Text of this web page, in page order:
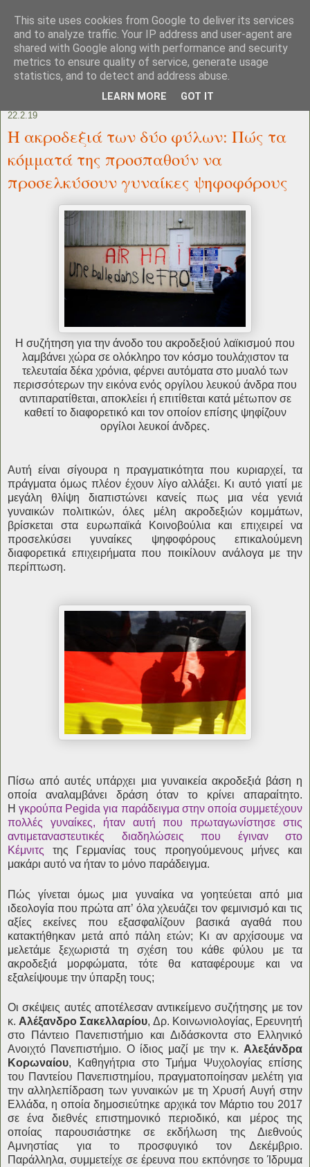
22.2.19
H ακροδεξιά των δύο φύλων: Πώς τα
κόμματά της προσπαθούν να
προσελκύσουν γυναίκες ψηφοφόρους
H συζήτηση για την άνοδο του ακροδεξιού λαϊκισμού που
λαμβάνει χώρα σε ολόκληρο τον κόσμο τουλάχιστον τα
τελευταία δέκα χρόνια, φέρνει αυτόματα στο μυαλό των
περισσότερων την εικόνα ενός οργίλου λευκού άνδρα που
αντιπαρατίθεται, αποκλείει ή επιτίθεται κατά μέτωπον σε
καθετί το διαφορετικό και τον οποίον επίσης ψηφίζουν
οργίλοι λευκοί άνδρες.
Αυτή είναι σίγουρα η πραγματικότητα που κυριαρχεί, τα
πράγματα όμως πλέον έχουν λίγο αλλάξει. Κι αυτό γιατί με
μεγάλη θλίψη διαπιστώνει κανείς πως μια νέα γενιά
γυναικών πολιτικών, όλες μέλη ακροδεξιών κομμάτων,
βρίσκεται στα ευρωπαϊκά Κοινοβούλια και επιχειρεί να
προσελκύσει γυναίκες ψηφοφόρους επικαλούμενη
διαφορετικά επιχειρήματα που ποικίλουν ανάλογα με την
περίπτωση.
Πίσω από αυτές υπάρχει μια γυναικεία ακροδεξιά βάση η
οποία αναλαμβάνει δράση όταν το κρίνει απαραίτητο.
Ηγκρούπα Pegida για παράδειγμα στην οποία συμμετέχουν
πολλές γυναίκες, ήταν αυτή που πρωταγωνίστησε στις
αντιμεταναστευτικές διαδηλώσεις που έγιναν στο
Κέμνιτς της Γερμανίας τους προηγούμενους μήνες και
μακάρι αυτό να ήταν το μόνο παράδειγμα.
Πώς γίνεται όμως μια γυναίκα να γοητεύεται από μια
ιδεολογία που πρώτα απ’ όλα χλευάζει τον φεμινισμό και τις
αξίες εκείνες που εξασφαλίζουν βασικά αγαθά που
κατακτήθηκαν μετά από πάλη ετών; Κι αν αρχίσουμε να
μελετάμε ξεχωριστά τη σχέση του κάθε φύλου με τα
ακροδεξιά μορφώματα, τότε θα καταφέρουμε και να
εξαλείψουμε την ύπαρξη τους;
Οι σκέψεις αυτές αποτέλεσαν αντικείμενο συζήτησης με τον
κ. Αλέξανδρο Σακελλαρίου, Δρ. Κοινωνιολογίας, Ερευνητή
στο Πάντειο Πανεπιστήμιο και Διδάσκοντα στο Ελληνικό
Ανοιχτό Πανεπιστήμιο. Ο ίδιος μαζί με την κ. Αλεξάνδρα
Κορωναίου, Καθηγήτρια στο Τμήμα Ψυχολογίας επίσης
του Παντείου Πανεπιστημίου, πραγματοποίησαν μελέτη για
την αλληλεπίδραση των γυναικών με τη Χρυσή Αυγή στην
Ελλάδα, η οποία δημοσιεύτηκε αρχικά τον Μάρτιο του 2017
σε ένα διεθνές επιστημονικό περιοδικό, και μέρος της
οποίας παρουσιάστηκε σε εκδήλωση της Διεθνούς
Αμνηστίας για το προσφυγικό τον Δεκέμβριο.
Παράλληλα, συμμετείχε σε έρευνα που εκπόνησε το Ίδρυμα
This site uses cookies from Google to deliver its services
and to analyze traffic. Your IP address and user-agent are
shared with Google along with performance and security
metrics to ensure quality of service, generate usage
statistics, and to detect and address abuse.
LEARN MORE GOT IT